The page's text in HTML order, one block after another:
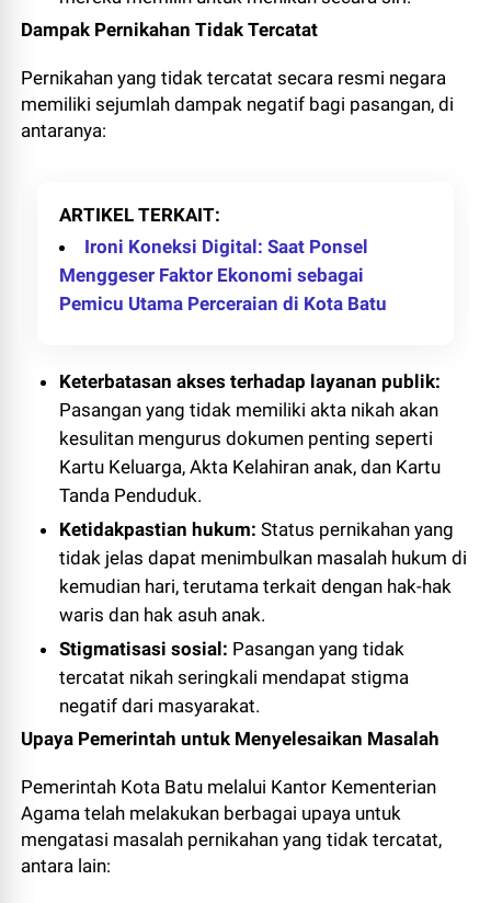
Dampak Pernikahan Tidak Tercatat
Pernikahan yang tidak tercatat secara resmi negara
memiliki sejumlah dampak negatif bagi pasangan, di
antaranya:
ARTIKEL TERKAIT
Ironi Koneksi Digital: Saat Ponsel
Menggeser Faktor Ekonomi sebagai
Pemicu Utama Perceraian di Kota Batu
Keterbatasan akses terhadap layanan publik:
Pasangan yang tidak memiliki akta nikah akan
kesulitan mengurus dokumen penting seperti
Kartu Keluarga, Akta Kelahiran anak, dan Kartu
Tanda Penduduk.
Ketidakpastian hukum: Status pernikahan yang
tidak jelas dapat menimbulkan masalah hukum di
kemudian hari, terutama terkait dengan hak-hak
waris dan hak asuh anak.
Stigmatisasi sosial: Pasangan yang tidak
tercatat nikah seringkali mendapat stigma
negatif dari masyarakat.
Upaya Pemerintah untuk Menyelesaikan Masalah
Pemerintah Kota Batu melalui Kantor Kementerian
Agama telah melakukan berbagai upaya untuk
mengatasi masalah pernikahan yang tidak tercatat,
antara lain: